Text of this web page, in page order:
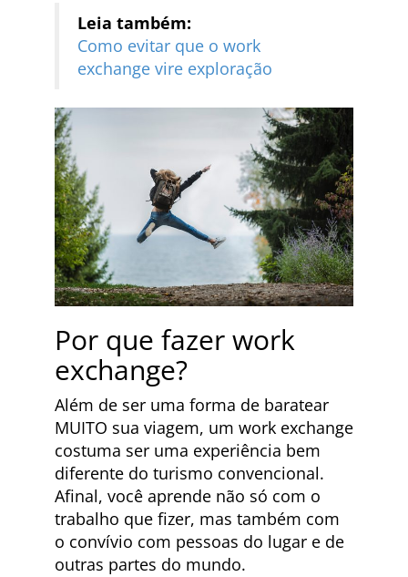
Leia também:
Como evitar que o work
exchange vire exploração
Por que fazer work
exchange?
Além de ser uma forma de baratear
MUITO sua viagem, um work exchange
costuma ser uma experiência bem
diferente do turismo convencional.
Afinal, você aprende não só com o
trabalho que fizer, mas também com
o convívio com pessoas do lugar e de
outras partes do mundo.